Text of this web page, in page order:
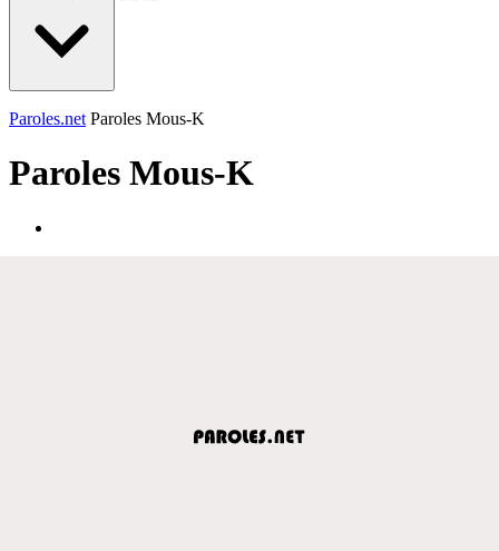
Paroles.net Paroles Mous-K
Paroles Mous-K